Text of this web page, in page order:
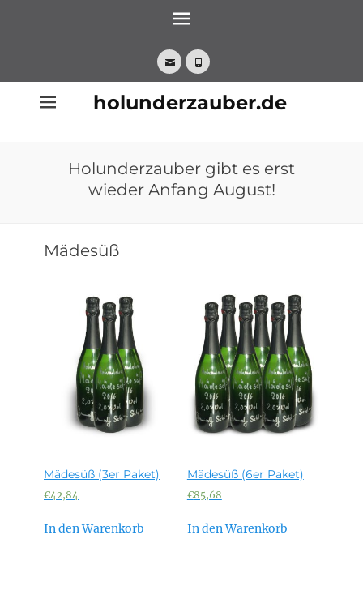
E-
Telefon
holunderzauber.de
Holunderzauber gibt es erst
wieder Anfang August!
Mädesüß
Mädesüß (3er Paket)
€42,84
In den Warenkorb
Mädesüß (6er Paket)
€85,68
In den Warenkorb